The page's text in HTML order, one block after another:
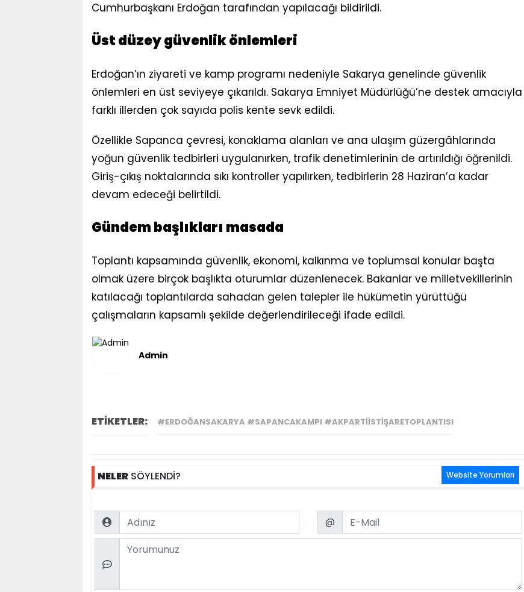
Cumhurbaşkanı Erdoğan tarafından yapılacağı bildirildi.
Üst düzey güvenlik önlemleri
Erdoğan’ın ziyareti ve kamp programı nedeniyle Sakarya genelinde güvenlik
önlemleri en üst seviyeye çıkarıldı. Sakarya Emniyet Müdürlüğü’ne destek amacıyla
farklı illerden çok sayıda polis kente sevk edildi.
Özellikle Sapanca çevresi, konaklama alanları ve ana ulaşım güzergâhlarında
yoğun güvenlik tedbirleri uygulanırken, trafik denetimlerinin de artırıldığı öğrenildi.
Giriş-çıkış noktalarında sıkı kontroller yapılırken, tedbirlerin 28 Haziran’a kadar
devam edeceği belirtildi.
Gündem başlıkları masada
Toplantı kapsamında güvenlik, ekonomi, kalkınma ve toplumsal konular başta
olmak üzere birçok başlıkta oturumlar düzenlenecek. Bakanlar ve milletvekillerinin
katılacağı toplantılarda sahadan gelen talepler ile hükümetin yürüttüğü
çalışmaların kapsamlı şekilde değerlendirileceği ifade edildi.
Admin
ETİKETLER: #ERDOĞANSAKARYA #SAPANCAKAMPI #AKPARTIİSTIŞARETOPLANTISI
NELERSÖYLENDİ? Website Yorumları
Name Email
@
Comment